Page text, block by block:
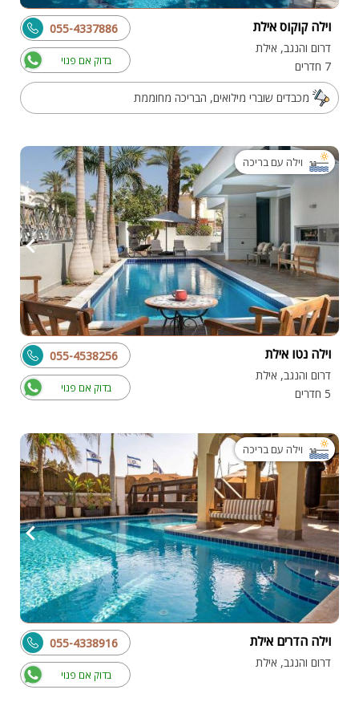
וילה קוקוס אילת
דרום והנגב, אילת
7 חדרים
בדוק אם פנוי
055-4337886
מכבדים שוברי מילואים, הבריכה מחוממת
וילה עם בריכה
וילה נטו אילת
דרום והנגב, אילת
5 חדרים
בדוק אם פנוי
055-4538256
וילה עם בריכה
וילה הדרים אילת
דרום והנגב, אילת
בדוק אם פנוי
055-4338916